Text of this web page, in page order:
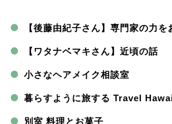
【後藤由紀子さん】専門家の力を
【ワタナベマキさん】近頃の話
小さなヘアメイク相談室
暮らすように旅する Travel
別室 料理とお菓子